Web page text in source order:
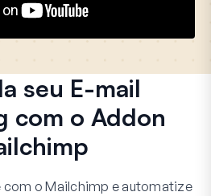
seu E-mail
com o Addon
o Mailchimp e automatize